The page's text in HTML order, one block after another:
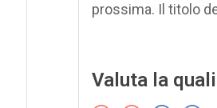
prossima. Il titolo
Valuta la